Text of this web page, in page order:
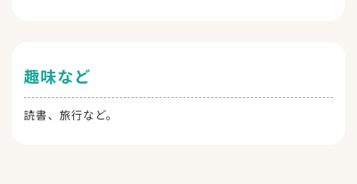
趣味など
読書、旅行など。